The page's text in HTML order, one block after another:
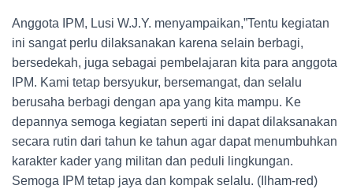
Anggota IPM, Lusi W.J.Y. menyampaikan,”Tentu kegiatan
ini sangat perlu dilaksanakan karena selain berbagi,
bersedekah, juga sebagai pembelajaran kita para anggota
IPM. Kami tetap bersyukur, bersemangat, dan selalu
berusaha berbagi dengan apa yang kita mampu. Ke
depannya semoga kegiatan seperti ini dapat dilaksanakan
secara rutin dari tahun ke tahun agar dapat menumbuhkan
karakter kader yang militan dan peduli lingkungan.
Semoga IPM tetap jaya dan kompak selalu. (Ilham-red)